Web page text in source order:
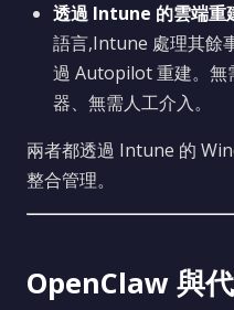
透過 Intune 的雲端重
語言,Intune 處理其餘
過 Autopilot 重建。無
器、無需人工介入。
兩者都透過 Intune 的
整合管理。
OpenClaw 與